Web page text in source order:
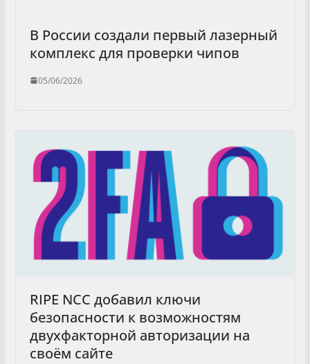
В России создали первый лазерный
комплекс для проверки чипов
05/06/2026
RIPE NCC добавил ключи
безопасности к возможностям
двухфакторной авторизации на
своём сайте